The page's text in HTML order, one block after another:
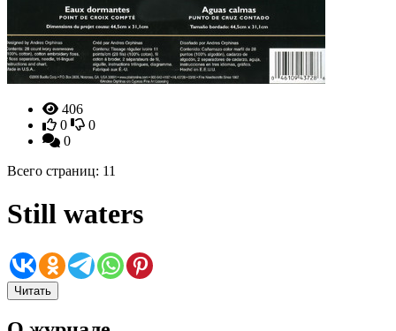
406
0
0
0
Всего страниц: 11
Still waters
Читать